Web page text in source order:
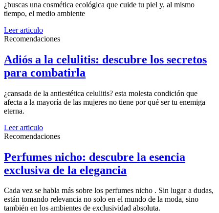
¿buscas una cosmética ecológica que cuide tu piel y, al mismo
tiempo, el medio ambiente
Leer articulo
Recomendaciones
Adiós a la celulitis: descubre los secretos
para combatirla
¿cansada de la antiestética celulitis? esta molesta condición que
afecta a la mayoría de las mujeres no tiene por qué ser tu enemiga
eterna.
Leer articulo
Recomendaciones
Perfumes nicho: descubre la esencia
exclusiva de la elegancia
Cada vez se habla más sobre los perfumes nicho . Sin lugar a dudas,
están tomando relevancia no solo en el mundo de la moda, sino
también en los ambientes de exclusividad absoluta.